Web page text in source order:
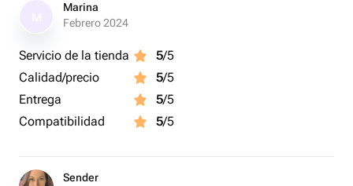
Marina
Febrero 2024
Servicio de la tienda 5/5
Calidad/precio
5/5
Entrega
5/5
Compatibilidad
5/5
Sender